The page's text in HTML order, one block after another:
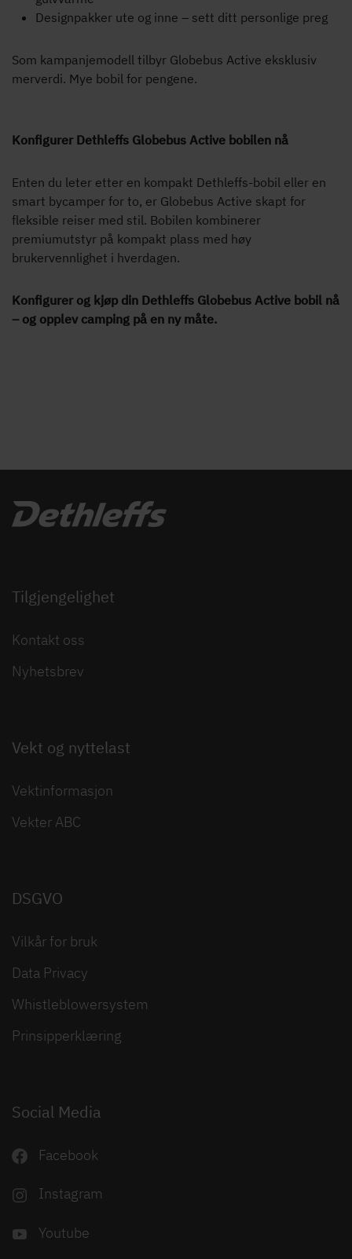
Designpakker ute og inne – sett ditt personlige preg
Som kampanjemodell tilbyr Globebus Active eksklusiv
merverdi. Mye bobil for pengene.
Konfigurer Dethleffs Globebus Active bobilen nå
Enten du leter etter en kompakt Dethleffs-bobil eller en
smart bycamper for to, er Globebus Active skapt for
fleksible reiser med stil. Bobilen kombinerer
premiumutstyr på kompakt plass med høy
brukervennlighet i hverdagen.
Konfigurer og kjøp din Dethleffs Globebus Active bobil nå
– og opplev camping på en ny måte.
Tilgjengelighet
Kontakt oss
Nyhetsbrev
Vekt og nyttelast
Vektinformasjon
Vekter ABC
DSGVO
Vilkår for bruk
Data Privacy
Whistleblowersystem
Prinsipperklæring
Social Media
Facebook
Instagram
Youtube